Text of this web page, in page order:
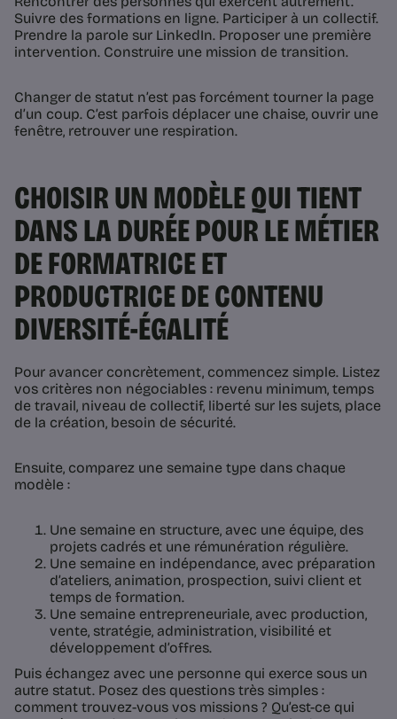
Suivre des formations en ligne. Participer à un collectif.
Prendre la parole sur LinkedIn. Proposer une première
intervention. Construire une mission de transition.
Changer de statut n’est pas forcément tourner la page
d’un coup. C’est parfois déplacer une chaise, ouvrir une
fenêtre, retrouver une respiration.
CHOISIR UN MODÈLE QUI TIENT
DANS LA DURÉE POUR LE MÉTIER
DE FORMATRICE ET
PRODUCTRICE DE CONTENU
DIVERSITÉ-ÉGALITÉ
Pour avancer concrètement, commencez simple. Listez
vos critères non négociables : revenu minimum, temps
de travail, niveau de collectif, liberté sur les sujets, place
de la création, besoin de sécurité.
Ensuite, comparez une semaine type dans chaque
modèle :
Une semaine en structure, avec une équipe, des
projets cadrés et une rémunération régulière.
Une semaine en indépendance, avec préparation
d’ateliers, animation, prospection, suivi client et
temps de formation.
Une semaine entrepreneuriale, avec production,
vente, stratégie, administration, visibilité et
développement d’offres.
Puis échangez avec une personne qui exerce sous un
autre statut. Posez des questions très simples :
comment trouvez-vous vos missions ? Qu’est-ce qui